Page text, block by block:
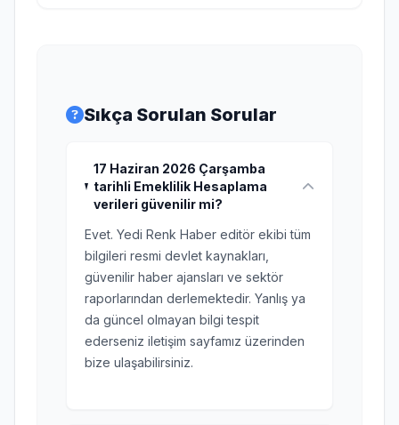
Sıkça Sorulan Sorular
17 Haziran 2026 Çarşamba
tarihli Emeklilik Hesaplama
verileri güvenilir mi?
Evet. Yedi Renk Haber editör ekibi tüm
bilgileri resmi devlet kaynakları,
güvenilir haber ajansları ve sektör
raporlarından derlemektedir. Yanlış ya
da güncel olmayan bilgi tespit
ederseniz iletişim sayfamız üzerinden
bize ulaşabilirsiniz.